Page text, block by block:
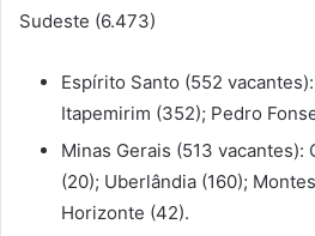
Sudeste (6.473)
Espírito Santo (552
Itapemirim (352); Pedro
Minas Gerais (513 vacantes):
(20); Uberlândia (160);
Horizonte (42).